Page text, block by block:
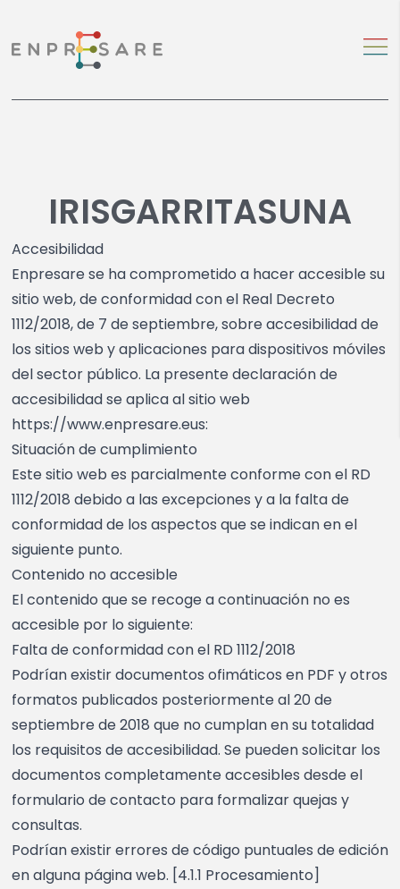
IRISGARRITASUNA
Accesibilidad
Enpresare se ha comprometido a hacer accesible su
sitio web, de conformidad con el Real Decreto
1112/2018, de 7 de septiembre, sobre accesibilidad de
los sitios web y aplicaciones para dispositivos móviles
del sector público. La presente declaración de
accesibilidad se aplica al sitio web
https://www.enpresare.eus:
Situación de cumplimiento
Este sitio web es parcialmente conforme con el RD
1112/2018 debido a las excepciones y a la falta de
conformidad de los aspectos que se indican en el
siguiente punto.
Contenido no accesible
El contenido que se recoge a continuación no es
accesible por lo siguiente:
Falta de conformidad con el RD 1112/2018
Podrían existir documentos ofimáticos en PDF y otros
formatos publicados posteriormente al 20 de
septiembre de 2018 que no cumplan en su totalidad
los requisitos de accesibilidad. Se pueden solicitar los
documentos completamente accesibles desde el
formulario de contacto para formalizar quejas y
consultas.
Podrían existir errores de código puntuales de edición
en alguna página web. [4.1.1 Procesamiento]